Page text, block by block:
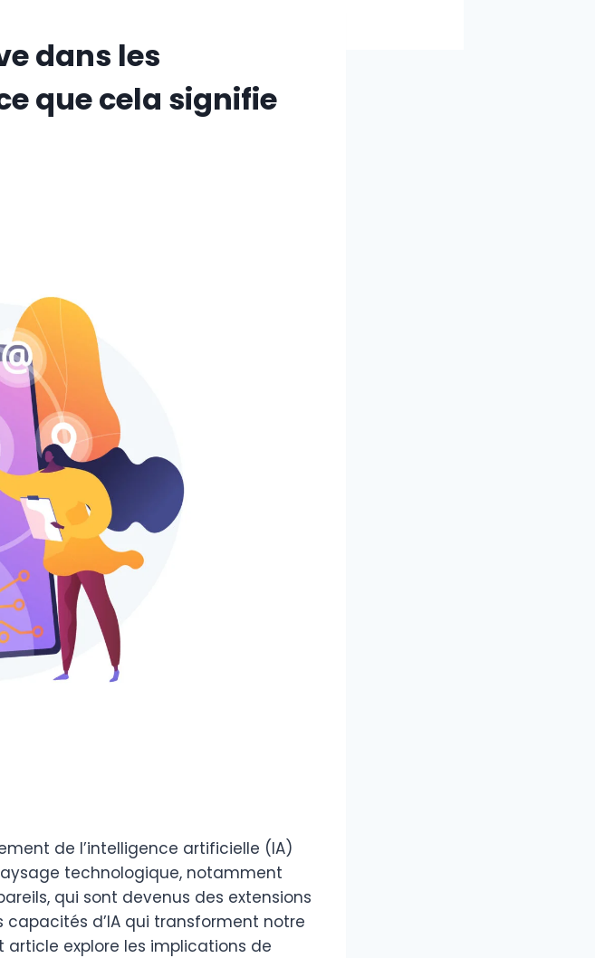
dans les
que cela signifie
de l’intelligence artificielle (IA)
technologique, notamment
qui sont devenus des extensions
d’IA qui transforment notre
explore les implications de